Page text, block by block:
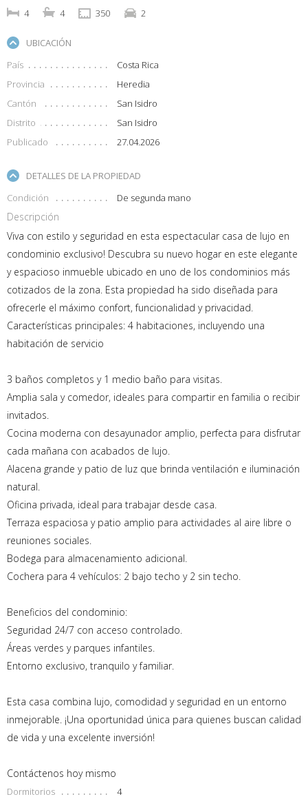
4 4 350 2
UBICACIÓN
País
Costa Rica
Provincia
Heredia
Cantón
San Isidro
Distrito
San Isidro
Publicado
27.04.2026
DETALLES DE LA PROPIEDAD
Condición
De segunda mano
Descripción
Viva con estilo y seguridad en esta espectacular casa de lujo en
condominio exclusivo! Descubra su nuevo hogar en este elegante
y espacioso inmueble ubicado en uno de los condominios más
cotizados de la zona. Esta propiedad ha sido diseñada para
ofrecerle el máximo confort, funcionalidad y privacidad.
Características principales: 4 habitaciones, incluyendo una
habitación de servicio
3 baños completos y 1 medio baño para visitas.
Amplia sala y comedor, ideales para compartir en familia o recibir
invitados.
Cocina moderna con desayunador amplio, perfecta para disfrutar
cada mañana con acabados de lujo.
Alacena grande y patio de luz que brinda ventilación e iluminación
natural.
Oficina privada, ideal para trabajar desde casa.
Terraza espaciosa y patio amplio para actividades al aire libre o
reuniones sociales.
Bodega para almacenamiento adicional.
Cochera para 4 vehículos: 2 bajo techo y 2 sin techo.
Beneficios del condominio:
Seguridad 24/7 con acceso controlado.
Áreas verdes y parques infantiles.
Entorno exclusivo, tranquilo y familiar.
Esta casa combina lujo, comodidad y seguridad en un entorno
inmejorable. ¡Una oportunidad única para quienes buscan calidad
de vida y una excelente inversión!
Contáctenos hoy mismo
Dormitorios
4